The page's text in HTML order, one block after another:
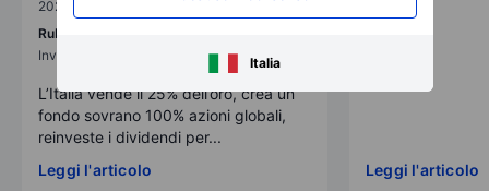
Italia
2025-12-02 08:30
Ruben Dalfovo
Investment Strategist
L’Italia vende il 25% dell’oro, crea un
fondo sovrano 100% azioni globali,
reinveste i dividendi per...
Leggi l'articolo
BG SAXO
Leggi l'articolo